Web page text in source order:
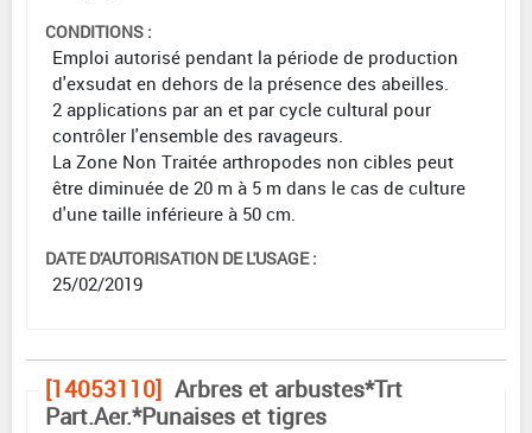
CONDITIONS :
Emploi autorisé pendant la période de production
d'exsudat en dehors de la présence des abeilles.
2 applications par an et par cycle cultural pour
contrôler l'ensemble des ravageurs.
La Zone Non Traitée arthropodes non cibles peut
être diminuée de 20 m à 5 m dans le cas de culture
d'une taille inférieure à 50 cm.
DATE D'AUTORISATION DE L'USAGE :
25/02/2019
[14053110] Arbres et arbustes*Trt
Part.Aer.*Punaises et tigres